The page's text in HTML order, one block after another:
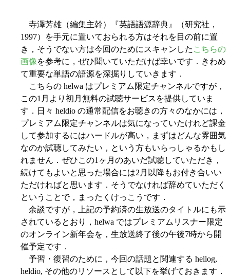
寺澤芳雄（編集主幹）『英語語源辞典』（研究社，
1997）を手元に置いておられる方はそれを目の前に置
き，そうでない方は今回のためにスキャンした こちらの
画像を参考に，ぜひ聞いていただけば幸いです．きわめ
て重要な単語の語源を深掘りしていきます．
こちらの helwa はプレミアム限定チャンネルですが，
この1月より初月無料の試聴サービスを提供していま
す．日々 heldio の通常配信をお聴きの方々のなかには，
プレミアム限定チャンネルは気になっていたけれど課金
して参加するにはハードルが高い，まずはどんな雰囲気
なのか試聴してみたい，という方もいらっしゃるかもし
れません．ぜひこの1ヶ月のあいだ試聴していただき，
続けてもよいと思った場合には2月以降もお付き合いい
ただければと思います．そうでなければ辞めていただく
ということで，まったくけっこうです．
余談ですが，上記の予約済の生放送のタイトルにも示
されているとおり，helwa ではプレミアムリスナー限定
のオンライン新年会を，生放送終了後の午後7時から開
催予定です．
予習・復習のために，今回の話題と関連する hellog,
heldio, その他のリソースとして以下を挙げておきます．